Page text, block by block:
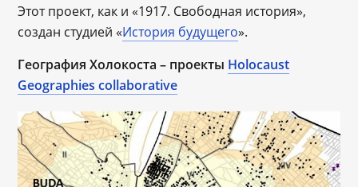
Этот проект, как и «1917. Свободная история»,
создан студией «История будущего».
География Холокоста – проекты Holocaust
Geographies collaborative